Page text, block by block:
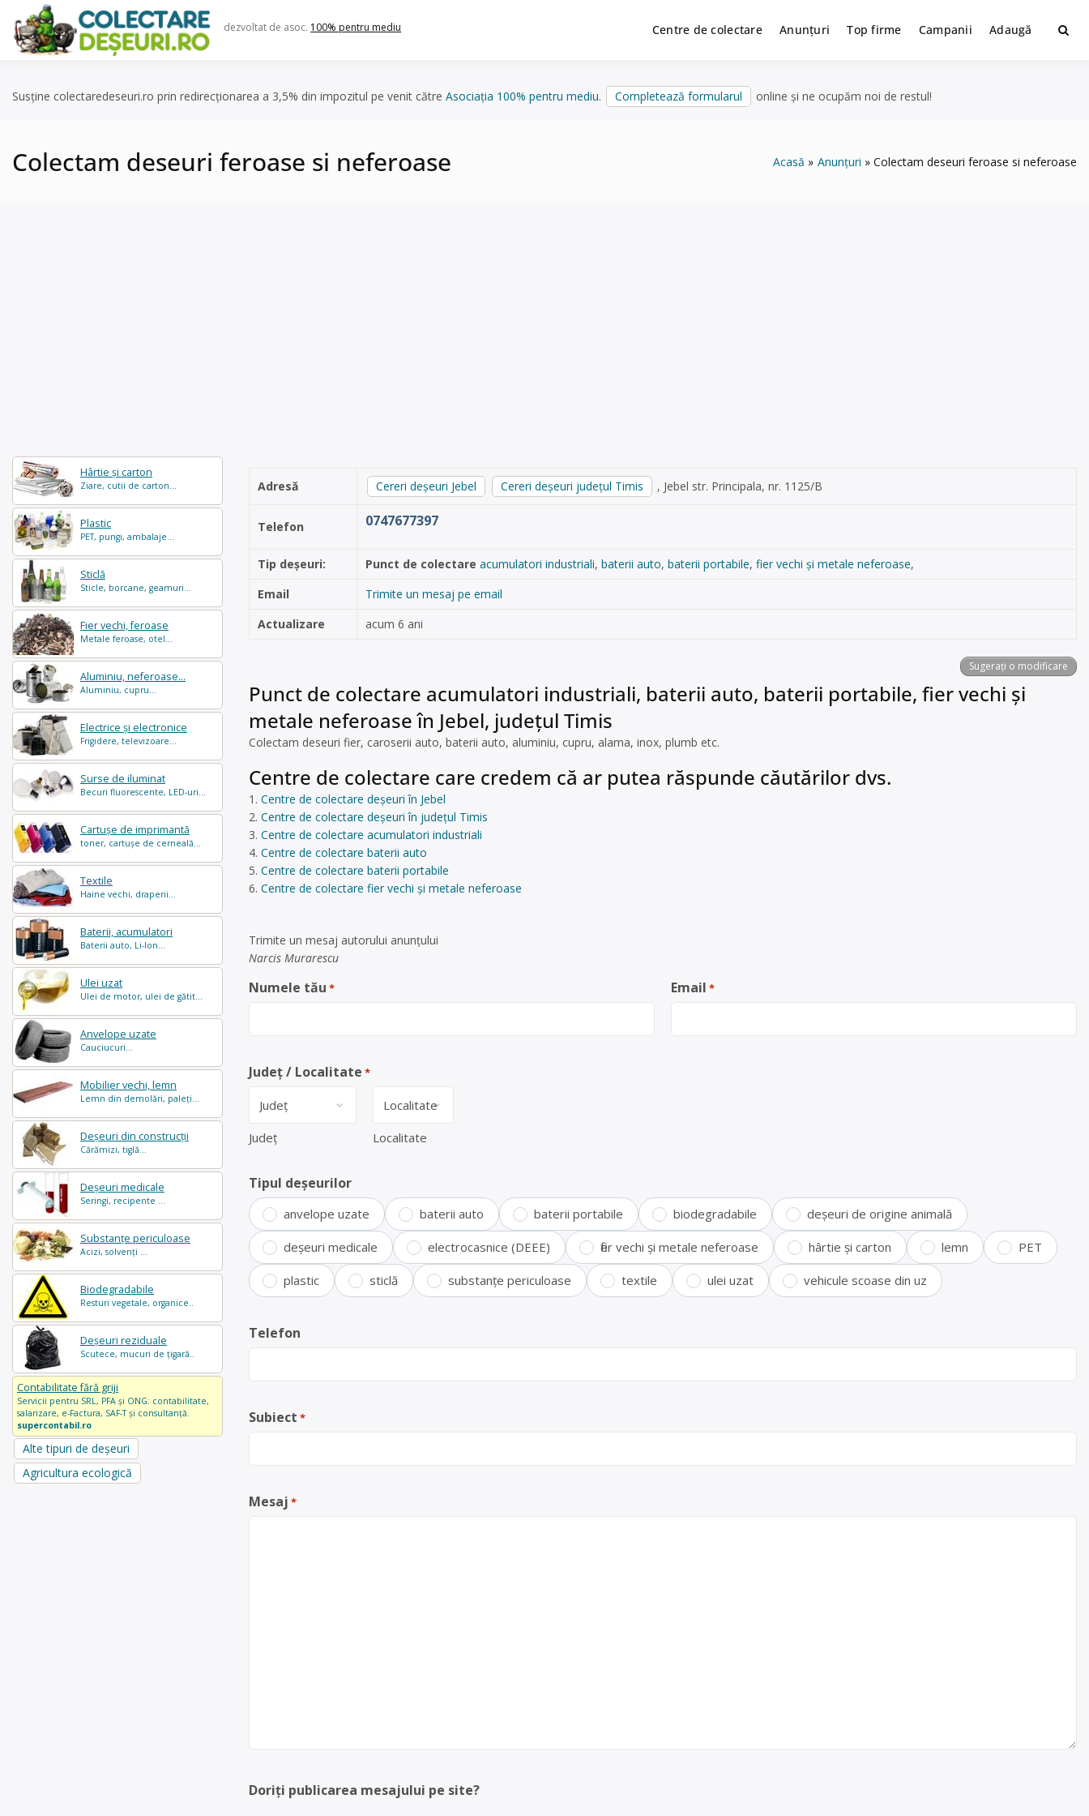
content
dezvoltat de asoc. 100% pentru mediu Centre de colectare Anunțuri Top firme Campanii Adaugă
Susține colectaredeseuri.ro prin redirecționarea a 3,5% din impozitul pe venit către Asociația 100% pentru mediu. Completează formularul online și ne ocupăm noi de restul!
Colectam deseuri feroase si neferoase Acasă Anunțuri Colectam deseuri feroase si neferoase
Hârtie și carton
Ziare, cutii de carton...
Plastic
PET, pungi, ambalaje...
Sticlă
Sticle, borcane, geamuri...
Fier vechi, feroase
Metale feroase, otel...
Aluminiu, neferoase...
Aluminiu, cupru...
Electrice și electronice
Frigidere, televizoare...
Surse de iluminat
Becuri fluorescente, LED-uri...
Cartușe de imprimantă
toner, cartușe de cerneală...
Textile
Haine vechi, draperii...
Baterii, acumulatori
Baterii auto, Li-Ion...
Ulei uzat
Ulei de motor, ulei de gătit...
Anvelope uzate
Cauciucuri...
Mobilier vechi, lemn
Lemn din demolări, paleți...
Deșeuri din construcții
Cărămizi, tiglă...
Deșeuri medicale
Seringi, recipente ...
Substanțe periculoase
Acizi, solvenți ...
Biodegradabile
Resturi vegetale, organice..
Deșeuri reziduale
Scutece, mucuri de țigară..
Contabilitate fără griji
Servicii pentru SRL, PFA și ONG: contabilitate,
salarizare, e-Factura, SAF-T și consultanță.
supercontabil.ro
Alte tipuri de deșeuri
Agricultura ecologică
Adresă Cereri deșeuri Jebel Cereri deșeuri județul Timis , Jebel str. Principala, nr. 1125/B
Telefon 0747677397
Tip deșeuri: Punct de colectare acumulatori industriali, baterii auto, baterii portabile, fier vechi și metale neferoase,
Email
Trimite un mesaj pe email
Actualizare
acum 6 ani
Sugerați o modificare
Punct de colectare acumulatori industriali, baterii auto, baterii portabile, fier vechi și
metale neferoase în Jebel, județul Timis
Colectam deseuri fier, caroserii auto, baterii auto, aluminiu, cupru, alama, inox, plumb etc.
Centre de colectare care credem că ar putea răspunde căutărilor dvs.
Centre de colectare deșeuri în Jebel
Centre de colectare deșeuri în județul Timis
Centre de colectare acumulatori industriali
Centre de colectare baterii auto
Centre de colectare baterii portabile
Centre de colectare fier vechi și metale neferoase
Trimite un mesaj autorului anunţului
Narcis Murarescu
Numele tău * Email *
Județ / Localitate *
Județ Localitate
Tipul deșeurilor
anvelope uzate baterii auto baterii portabile biodegradabile deșeuri de origine animală
deșeuri medicale electrocasnice (DEEE) fier vechi și metale neferoase hârtie și carton lemn PET
plastic sticlă substanțe periculoase textile ulei uzat vehicule scoase din uz
Telefon
Subiect *
Mesaj *
Doriți publicarea mesajului pe site?